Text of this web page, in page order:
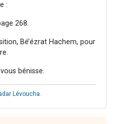
:
268.
Bé’ézrat Hachem, pour
bénisse.
Lévoucha.